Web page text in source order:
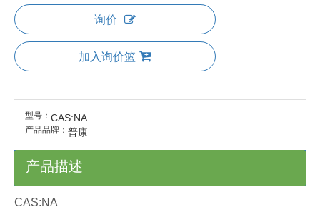
询价
加入询价篮
型号： CAS:NA
产品品牌： 普康
产品描述
CAS:NA